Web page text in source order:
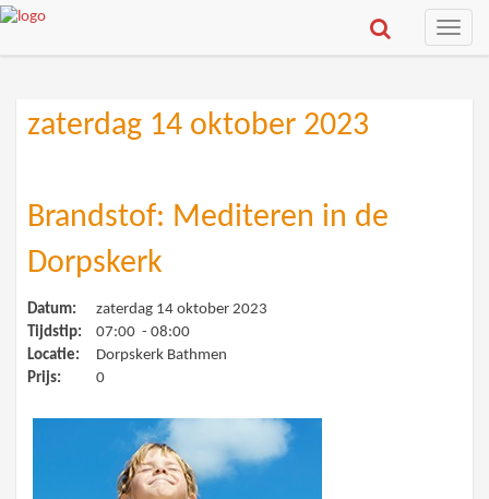
Toggle
zaterdag 14 oktober 2023
Brandstof: Mediteren in de
Dorpskerk
Datum:
zaterdag 14 oktober 2023
Tijdstip:
07:00 - 08:00
Locatie:
Dorpskerk Bathmen
Prijs:
0